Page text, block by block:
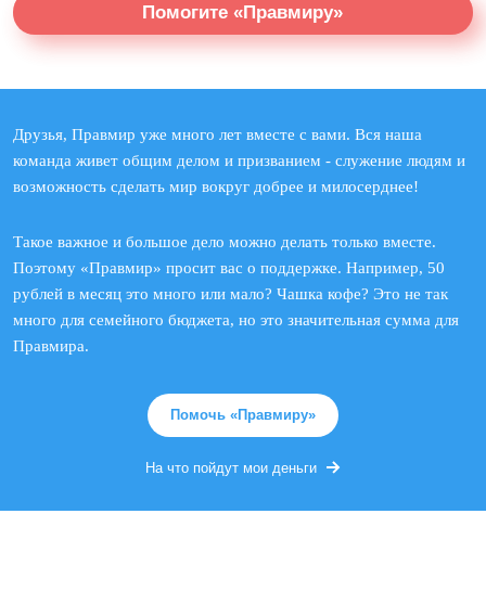
Помогите «Правмиру»
Друзья, Правмир уже много лет вместе с вами. Вся наша
команда живет общим делом и призванием - служение людям и
возможность сделать мир вокруг добрее и милосерднее!
Такое важное и большое дело можно делать только вместе.
Поэтому «Правмир» просит вас о поддержке. Например, 50
рублей в месяц это много или мало? Чашка кофе? Это не так
много для семейного бюджета, но это значительная сумма для
Правмира.
Помочь «Правмиру»
На что пойдут мои деньги